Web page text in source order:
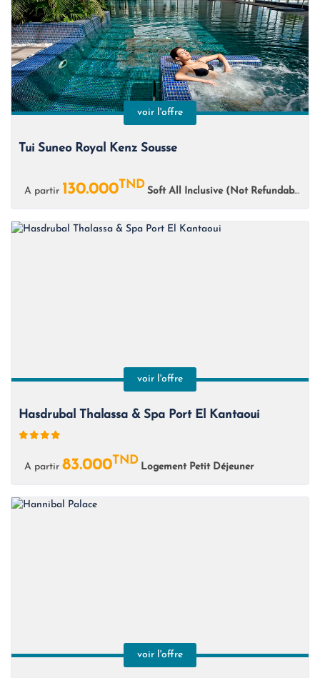
voir l'offre
Tui Suneo Royal Kenz Sousse
A partir 130.000TND
Soft All Inclusive (Not Refundable)
voir l'offre
Hasdrubal Thalassa & Spa Port El Kantaoui
A partir 83.000TND
Logement Petit Déjeuner
voir l'offre